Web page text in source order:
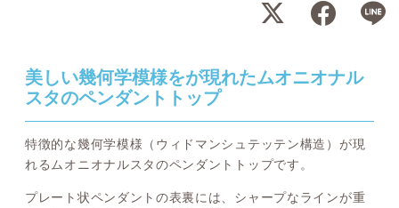
美しい幾何学模様をが現れたムオニオナル
スタのペンダントトップ
特徴的な幾何学模様（ウィドマンシュテッテン構造）が現
れるムオニオナルスタのペンダントトップです。
プレート状ペンダントの表裏には、シャープなラインが重